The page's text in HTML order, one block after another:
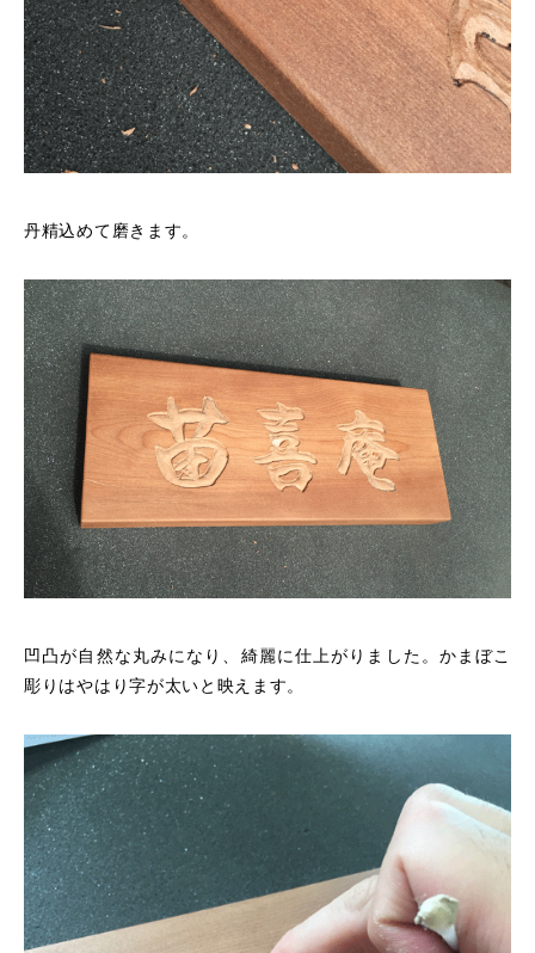
丹精込めて磨きます。
凹凸が自然な丸みになり、綺麗に仕上がりました。かまぼこ
彫りはやはり字が太いと映えます。